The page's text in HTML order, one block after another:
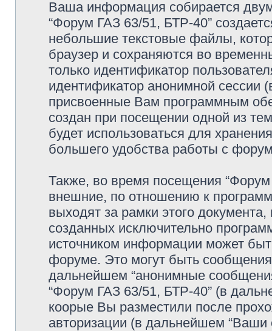
Ваша информация собирается
“Форум ГАЗ 63/51, БТР-40”
небольшие текстовые файлы,
браузер и сохраняются во
только идентификатор
идентификатор анонимной сессии
присвоенные Вам программным
создан при посещении одной из
будет использоваться для
большего удобства работы с
Также, во время посещения
внешние, по отношению к
выходят за рамки этого
созданных исключительно
источником информации может
форуме. Это могут быть
дальнейшем “анонимные
“Форум ГАЗ 63/51, БТР-40” (в
коорые Вы разместили после
авторизации (в дальнейшем “Ваши